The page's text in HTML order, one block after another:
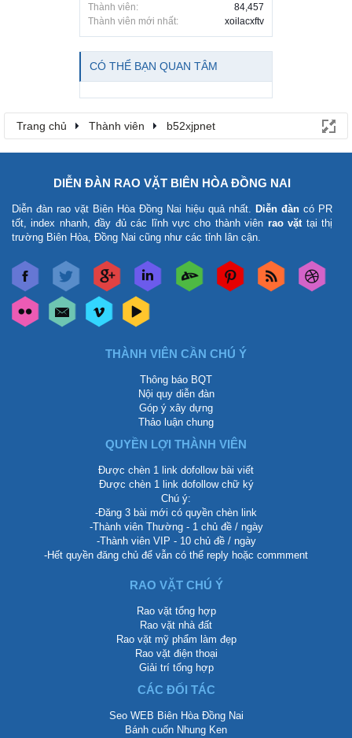
Thành viên:
84,457
Thành viên mới nhất:
xoilacxftv
CÓ THỂ BẠN QUAN TÂM
Trang chủ Thành viên b52xjpnet
DIỄN ĐÀN RAO VẶT BIÊN HÒA ĐỒNG NAI
Diễn đàn rao vặt Biên Hòa Đồng Nai hiệu quả nhất. Diễn đàn có PR
tốt, index nhanh, đầy đủ các lĩnh vực cho thành viên rao vặttại thị
trường Biên Hòa, Đồng Nai cũng như các tỉnh lân cận.
THÀNH VIÊN CẦN CHÚ Ý
Thông báo BQT
Nội quy diễn đàn
Góp ý xây dựng
Thảo luận chung
QUYỀN LỢI THÀNH VIÊN
Được chèn 1 link dofollow bài viết
Được chèn 1 link dofollow chữ ký
Chú ý:
-Đăng 3 bài mới có quyền chèn link
-Thành viên Thường - 1 chủ đề / ngày
-Thành viên VIP - 10 chủ đề / ngày
-Hết quyền đăng chủ để vẫn có thể reply hoặc commment
RAO VẶT CHÚ Ý
Rao vặt tổng hợp
Rao vặt nhà đất
Rao vặt mỹ phẩm làm đẹp
Rao vặt điện thoại
Giải trí tổng hợp
CÁC ĐỐI TÁC
Seo WEB Biên Hòa Đồng Nai
Bánh cuốn Nhung Ken